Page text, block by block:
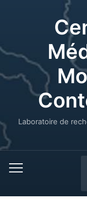
Laboratoire de